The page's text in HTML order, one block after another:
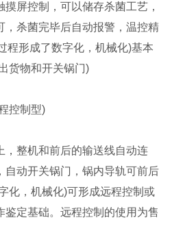
屏控制，可以储存杀菌工艺，
，杀菌完毕后自动报警，温控精
程形成了数字化，机械化)基本
货物和开关锅门)
控制型)
整机和前后的输送线自动连
自动开关锅门，锅内导轨可前后
化，机械化)可形成远程控制或
鉴定基础。远程控制的使用为售